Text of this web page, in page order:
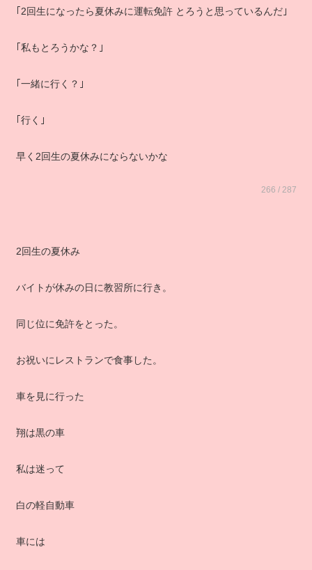
｢2回生になったら夏休みに運転免許 とろうと思っているんだ｣
｢私もとろうかな？｣
｢一緒に行く？｣
｢行く｣
早く2回生の夏休みにならないかな
266 / 287
2回生の夏休み
バイトが休みの日に教習所に行き。
同じ位に免許をとった。
お祝いにレストランで食事した。
車を見に行った
翔は黒の車
私は迷って
白の軽自動車
車には